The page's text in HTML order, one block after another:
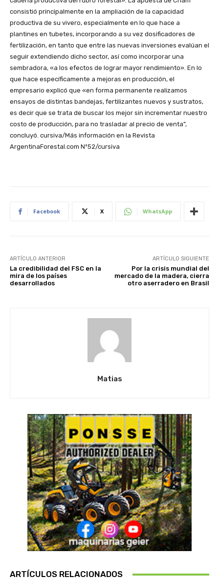
consistió principalmente en la ampliación de la capacidad
productiva de su vivero, especialmente en lo que hace a
plantines en tubetes, incorporando a su vez dosificadores de
fertilización, en tanto que entre las nuevas inversiones evalúan el
seguir extendiendo dicho sector, así como incorporar una
sembradora, «a los efectos de lograr mayor rendimiento». En lo
que hace específicamente a mejoras en producción, el
empresario explicó que «en forma permanente realizamos
ensayos de distintas bandejas, fertilizantes nuevos y sustratos,
es decir que se trata de buscar los mejor sin incrementar nuestro
costo de producción, para no trasladar al precio de venta”,
concluyó. cursiva/Más información en la Revista
ArgentinaForestal.com Nº52/cursiva
Facebook X WhatsApp
ARTÍCULO ANTERIOR
La credibilidad del FSC en la
mira de los países
desarrollados
ARTÍCULO SIGUIENTE
Por la crisis mundial del
mercado de la madera, cierra
otro aserradero en Brasil
Matias
ARTÍCULOS RELACIONADOS